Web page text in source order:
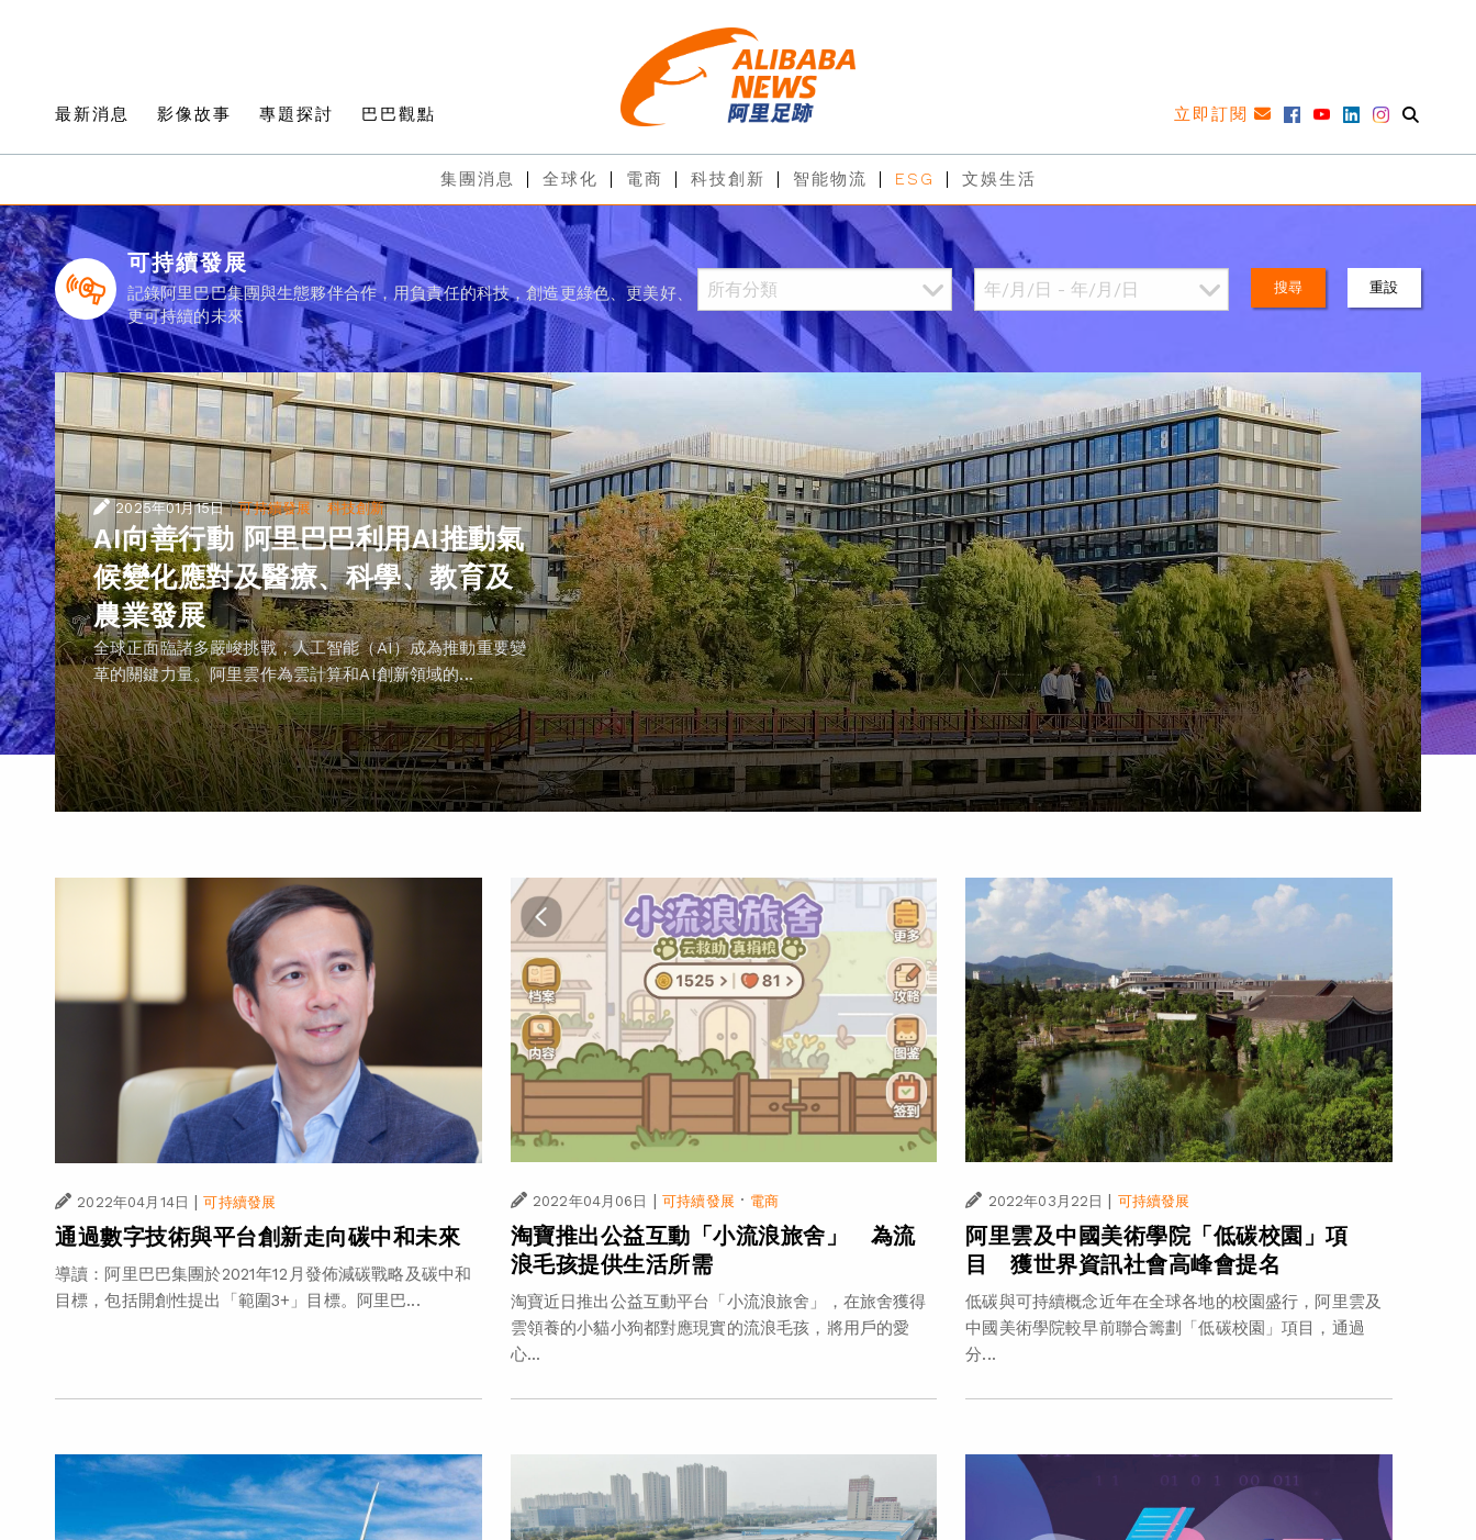
最新消息 影像故事 專題探討 巴巴觀點 立即訂閱
集團消息 全球化 電商 科技創新 智能物流 ESG 文娛生活
可持續發展
記錄阿里巴巴集團與生態夥伴合作，用負責任的科技，創造更綠色、更美好、
更可持續的未來
搜尋 重設
2025年01月15日 |可持續發展· 科技創新
AI向善行動 阿里巴巴利用AI推動氣
候變化應對及醫療、科學、教育及
農業發展
全球正面臨諸多嚴峻挑戰，人工智能（AI）成為推動重要變
革的關鍵力量。阿里雲作為雲計算和AI創新領域的...
2022年04月14日 | 可持續發展
通過數字技術與平台創新走向碳中和未來
導讀：阿里巴巴集團於2021年12月發佈減碳戰略及碳中和
目標，包括開創性提出「範圍3+」目標。阿里巴...
2022年04月06日 | 可持續發展 · 電商
淘寶推出公益互動「小流浪旅舍」 為流
浪毛孩提供生活所需
淘寶近日推出公益互動平台「小流浪旅舍」，在旅舍獲得
雲領養的小貓小狗都對應現實的流浪毛孩，將用戶的愛
心...
2022年03月22日 | 可持續發展
阿里雲及中國美術學院「低碳校園」項
目 獲世界資訊社會高峰會提名
低碳與可持續概念近年在全球各地的校園盛行，阿里雲及
中國美術學院較早前聯合籌劃「低碳校園」項目，通過
分...